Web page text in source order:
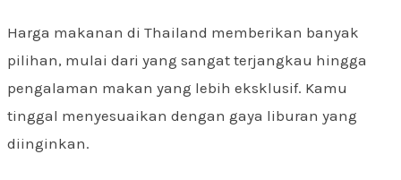
Harga makanan di Thailand memberikan banyak
pilihan, mulai dari yang sangat terjangkau hingga
pengalaman makan yang lebih eksklusif. Kamu
tinggal menyesuaikan dengan gaya liburan yang
diinginkan.